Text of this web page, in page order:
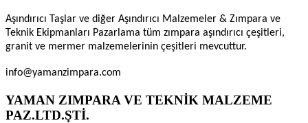
Aşındırıcı Taşlar ve diğer Aşındırıcı Malzemeler & Zımpara ve
Teknik Ekipmanları Pazarlama tüm zımpara aşındırıcı çeşitleri,
granit ve mermer malzemelerinin çeşitleri mevcuttur.
info@yamanzimpara.com
YAMAN ZIMPARA VE TEKNİK MALZEME
PAZ.LTD.ŞTİ.